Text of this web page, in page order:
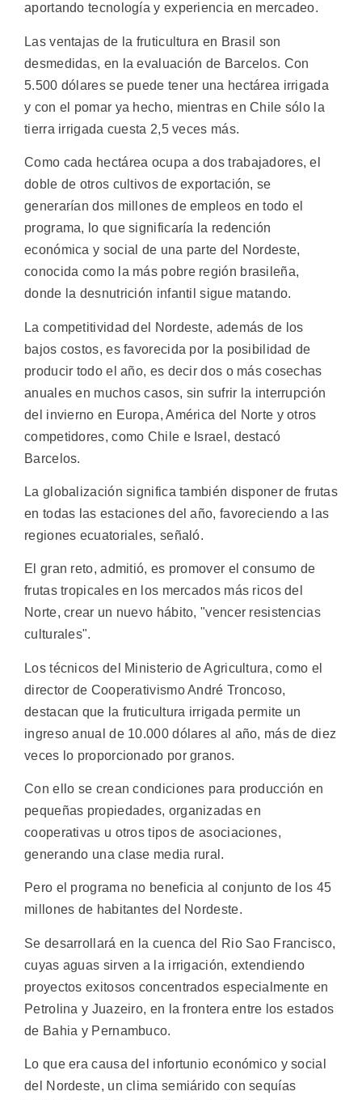
aportando tecnología y experiencia en mercadeo.
Las ventajas de la fruticultura en Brasil son
desmedidas, en la evaluación de Barcelos. Con
5.500 dólares se puede tener una hectárea irrigada
y con el pomar ya hecho, mientras en Chile sólo la
tierra irrigada cuesta 2,5 veces más.
Como cada hectárea ocupa a dos trabajadores, el
doble de otros cultivos de exportación, se
generarían dos millones de empleos en todo el
programa, lo que significaría la redención
económica y social de una parte del Nordeste,
conocida como la más pobre región brasileña,
donde la desnutrición infantil sigue matando.
La competitividad del Nordeste, además de los
bajos costos, es favorecida por la posibilidad de
producir todo el año, es decir dos o más cosechas
anuales en muchos casos, sin sufrir la interrupción
del invierno en Europa, América del Norte y otros
competidores, como Chile e Israel, destacó
Barcelos.
La globalización significa también disponer de frutas
en todas las estaciones del año, favoreciendo a las
regiones ecuatoriales, señaló.
El gran reto, admitió, es promover el consumo de
frutas tropicales en los mercados más ricos del
Norte, crear un nuevo hábito, "vencer resistencias
culturales".
Los técnicos del Ministerio de Agricultura, como el
director de Cooperativismo André Troncoso,
destacan que la fruticultura irrigada permite un
ingreso anual de 10.000 dólares al año, más de diez
veces lo proporcionado por granos.
Con ello se crean condiciones para producción en
pequeñas propiedades, organizadas en
cooperativas u otros tipos de asociaciones,
generando una clase media rural.
Pero el programa no beneficia al conjunto de los 45
millones de habitantes del Nordeste.
Se desarrollará en la cuenca del Rio Sao Francisco,
cuyas aguas sirven a la irrigación, extendiendo
proyectos exitosos concentrados especialmente en
Petrolina y Juazeiro, en la frontera entre los estados
de Bahia y Pernambuco.
Lo que era causa del infortunio económico y social
del Nordeste, un clima semiárido con sequías